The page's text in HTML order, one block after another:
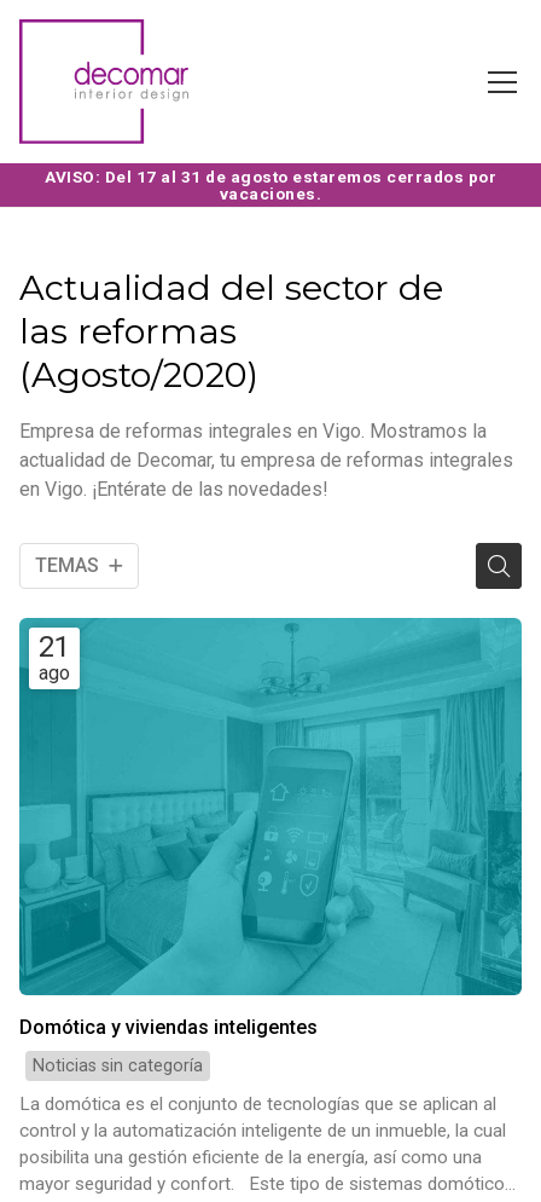
Actualidad del sector de
las reformas
(Agosto/2020)
Empresa de reformas integrales en Vigo. Mostramos la
actualidad de Decomar, tu empresa de reformas integrales
en Vigo. ¡Entérate de las novedades!
TEMAS
21
ago
Domótica y viviendas inteligentes
Noticias sin categoría
La domótica es el conjunto de tecnologías que se aplican al
control y la automatización inteligente de un inmueble, la cual
posibilita una gestión eficiente de la energía, así como una
mayor seguridad y confort. Este tipo de sistemas domóticos